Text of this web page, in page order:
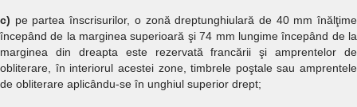
c) pe partea înscrisurilor, o zonă dreptunghiulară de 40 mm înălţime
începând de la marginea superioară şi 74 mm lungime începând de la
marginea din dreapta este rezervată francării şi amprentelor de
obliterare, în interiorul acestei zone, timbrele poştale sau amprentele
de obliterare aplicându-se în unghiul superior drept;